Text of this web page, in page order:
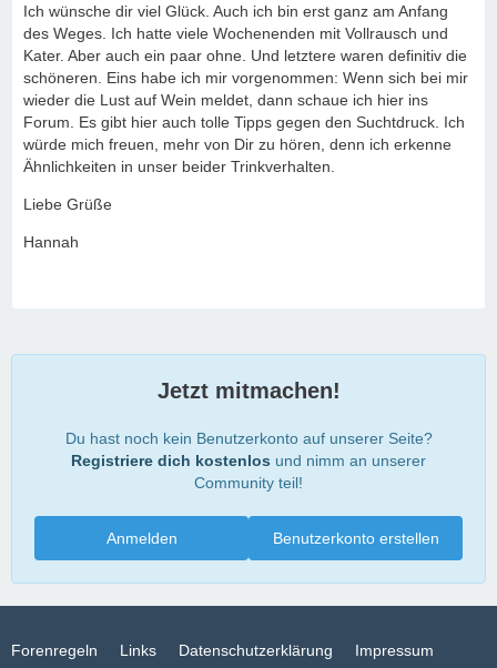
Ich wünsche dir viel Glück. Auch ich bin erst ganz am Anfang
des Weges. Ich hatte viele Wochenenden mit Vollrausch und
Kater. Aber auch ein paar ohne. Und letztere waren definitiv die
schöneren. Eins habe ich mir vorgenommen: Wenn sich bei mir
wieder die Lust auf Wein meldet, dann schaue ich hier ins
Forum. Es gibt hier auch tolle Tipps gegen den Suchtdruck. Ich
würde mich freuen, mehr von Dir zu hören, denn ich erkenne
Ähnlichkeiten in unser beider Trinkverhalten.
Liebe Grüße
Hannah
Jetzt mitmachen!
Du hast noch kein Benutzerkonto auf unserer Seite?
Registriere dich kostenlos und nimm an unserer
Community teil!
Benutzerkonto erstellen
Anmelden
Forenregeln Links Datenschutzerklärung Impressum